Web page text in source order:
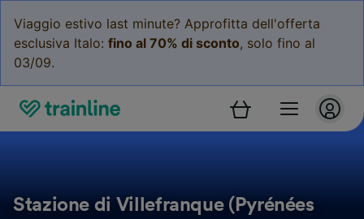
Viaggio estivo last minute? Approfitta dell'offerta
esclusiva Italo: fino al 70% di sconto, solo fino al
03/09.
Stazione di Villefranque (Pyrénées